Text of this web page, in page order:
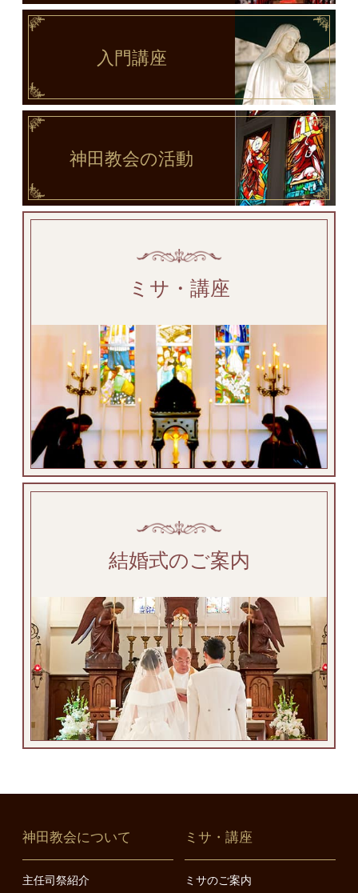
入門講座
神田教会の活動
ミサ・講座
結婚式のご案内
神田教会について
主任司祭紹介
ミサ・講座
ミサのご案内